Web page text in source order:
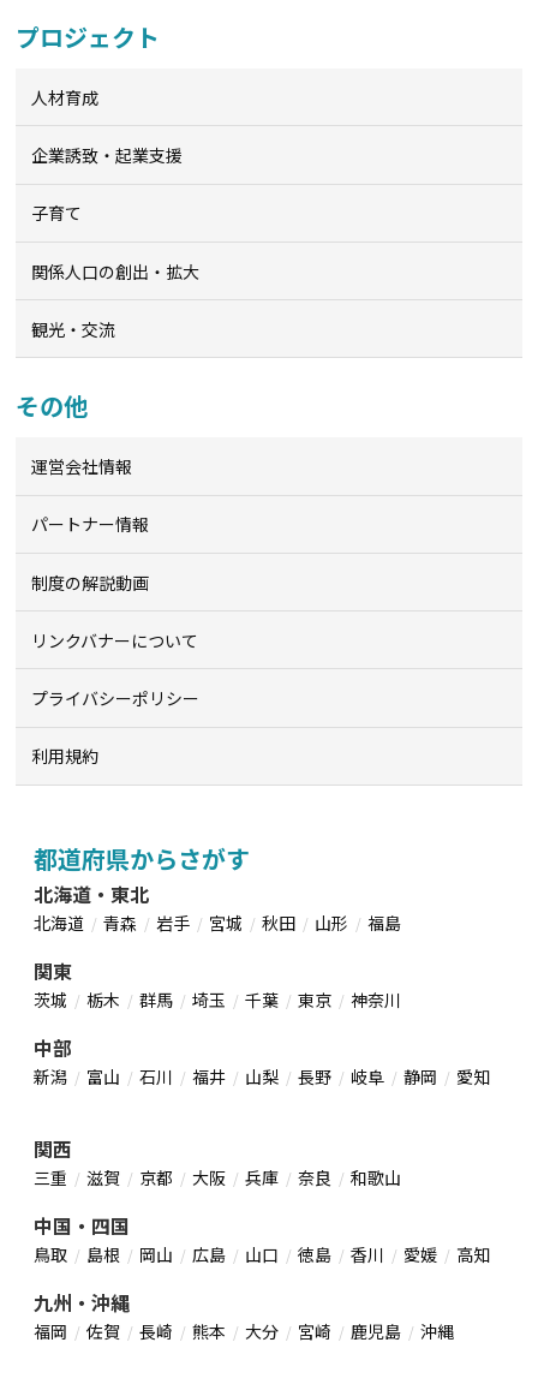
プロジェクト
人材育成
企業誘致・起業支援
子育て
関係人口の創出・拡大
観光・交流
その他
運営会社情報
パートナー情報
制度の解説動画
リンクバナーについて
プライバシーポリシー
利用規約
都道府県からさがす
北海道・東北
北海道 青森 岩手 宮城 秋田 山形 福島
関東
茨城 栃木 群馬 埼玉 千葉 東京 神奈川
中部
新潟 富山 石川 福井 山梨 長野 岐阜 静岡 愛知
関西
三重 滋賀 京都 大阪 兵庫 奈良 和歌山
中国・四国
鳥取 島根 岡山 広島 山口 徳島 香川 愛媛 高知
九州・沖縄
福岡 佐賀 長崎 熊本 大分 宮崎 鹿児島 沖縄